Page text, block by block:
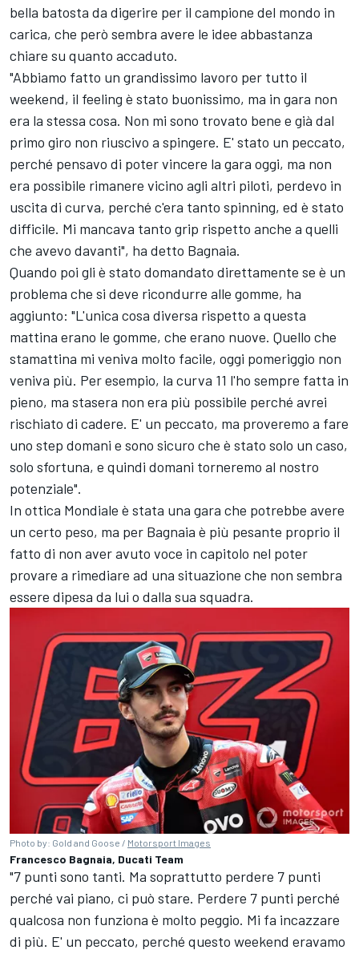
bella batosta da digerire per il campione del mondo in
carica, che però sembra avere le idee abbastanza
chiare su quanto accaduto.
"Abbiamo fatto un grandissimo lavoro per tutto il
weekend, il feeling è stato buonissimo, ma in gara non
era la stessa cosa. Non mi sono trovato bene e già dal
primo giro non riuscivo a spingere. E' stato un peccato,
perché pensavo di poter vincere la gara oggi, ma non
era possibile rimanere vicino agli altri piloti, perdevo in
uscita di curva, perché c'era tanto spinning, ed è stato
difficile. Mi mancava tanto grip rispetto anche a quelli
che avevo davanti", ha detto Bagnaia.
Quando poi gli è stato domandato direttamente se è un
problema che si deve ricondurre alle gomme, ha
aggiunto: "L'unica cosa diversa rispetto a questa
mattina erano le gomme, che erano nuove. Quello che
stamattina mi veniva molto facile, oggi pomeriggio non
veniva più. Per esempio, la curva 11 l'ho sempre fatta in
pieno, ma stasera non era più possibile perché avrei
rischiato di cadere. E' un peccato, ma proveremo a fare
uno step domani e sono sicuro che è stato solo un caso,
solo sfortuna, e quindi domani torneremo al nostro
potenziale".
In ottica Mondiale è stata una gara che potrebbe avere
un certo peso, ma per Bagnaia è più pesante proprio il
fatto di non aver avuto voce in capitolo nel poter
provare a rimediare ad una situazione che non sembra
essere dipesa da lui o dalla sua squadra.
Photo by: Gold and Goose / Motorsport Images
Francesco Bagnaia, Ducati Team
"7 punti sono tanti. Ma soprattutto perdere 7 punti
perché vai piano, ci può stare. Perdere 7 punti perché
qualcosa non funziona è molto peggio. Mi fa incazzare
di più. E' un peccato, perché questo weekend eravamo